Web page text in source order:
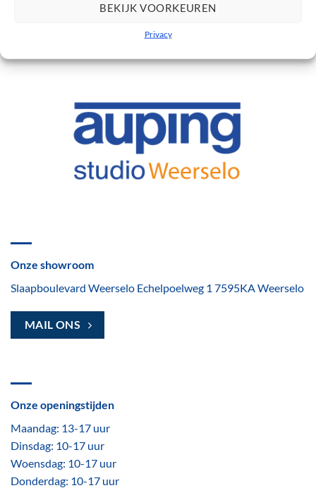
BEKIJK VOORKEUREN
Privacy
Onze showroom
Slaapboulevard Weerselo Echelpoelweg 1 7595KA Weerselo
MAIL ONS
Onze openingstijden
Maandag: 13-17 uur
Dinsdag: 10-17 uur
Woensdag: 10-17 uur
Donderdag: 10-17 uur